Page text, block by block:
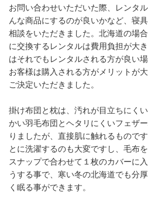
お問い合わせいただいた際、レンタ
んな商品にするのが良いかなど、寝
相談をいただきました。 北海道の場
に交換するレンタルは費用負担が大
はそれでもレンタルされる方が良い
お客様は購入される方がメリットが
ご決定いただきました。
掛け布団と枕は、汚れが目立ちにく
かい羽毛布団とヘタリにくいフェザー
りましたが、直接肌に触れるもので
とに洗濯するのも大変ですし、毛布
スナップで合わせて１枚のカバーに
うする事で、寒い冬の北海道でも分
く眠る事ができます。